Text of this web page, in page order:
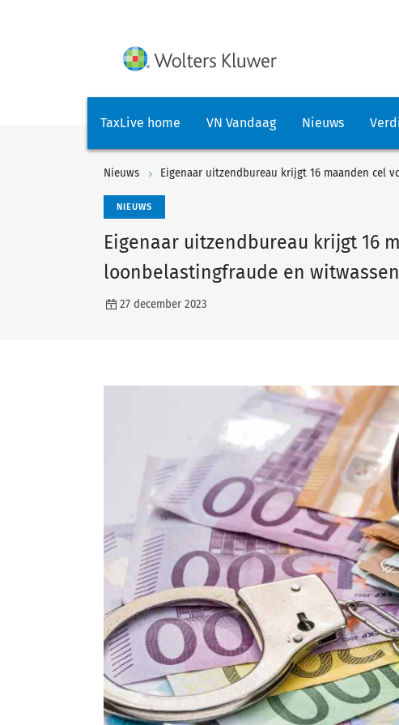
TaxLive home VN Vandaag Nieuws
Nieuws Eigenaar uitzendbureau krijgt 16 maanden cel
NIEUWS
Eigenaar uitzendbureau krijgt 16
loonbelastingfraude en witwassen
27 december 2023